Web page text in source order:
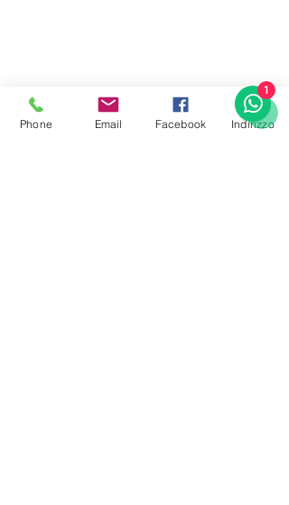
Phone Email Facebook Indirizzo
1